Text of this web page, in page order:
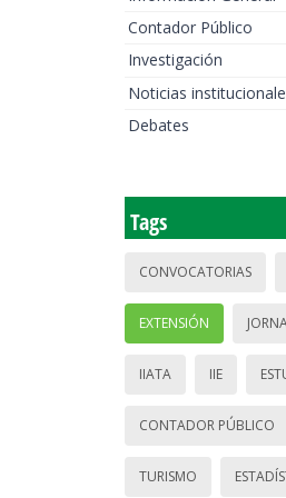
Contador Público
Investigación
Noticias
Debates
Tags
CONVOCATORIAS
EXTENSIÓN
IIATA IIE
CONTADOR PÚBLICO
TURISMO